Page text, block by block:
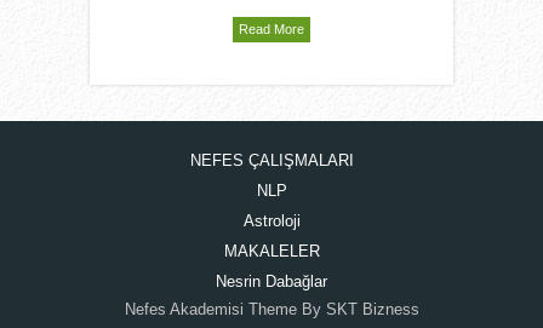
Read More
NEFES ÇALIŞMALARI
NLP
Astroloji
MAKALELER
Nesrin Dabağlar
Nefes Akademisi Theme By SKT Bizness